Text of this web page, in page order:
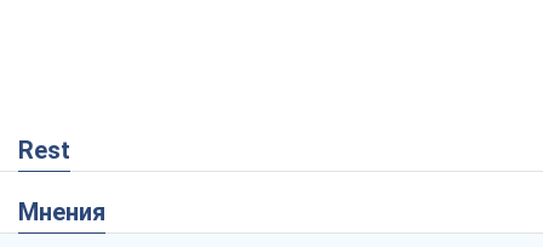
Rest
Мнения